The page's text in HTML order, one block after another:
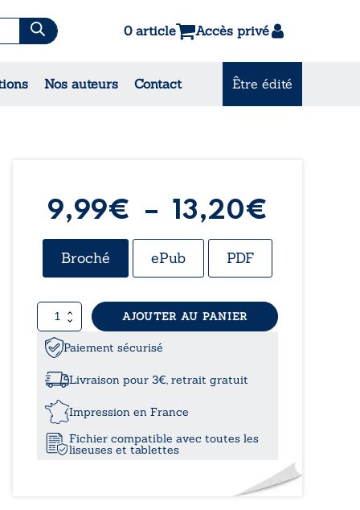
0 article Accès privé
Nos auteurs Contact Être édité
& Contes
9,99€ – 13,20€
de
9,99€
Broché ePub PDF
quantité
de
Capturer
l’insaisissable
AJOUTER AU PANIER
Paiement sécurisé
Livraison pour 3€, retrait gratuit
Impression en France
Fichier compatible avec toutes les
liseuses et tablettes